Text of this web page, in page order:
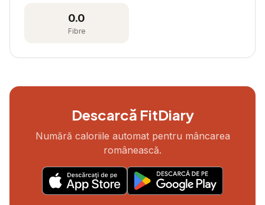
0.0
Fibre
Descarcă FitDiary
Numără caloriile automat pentru mâncarea
românească.